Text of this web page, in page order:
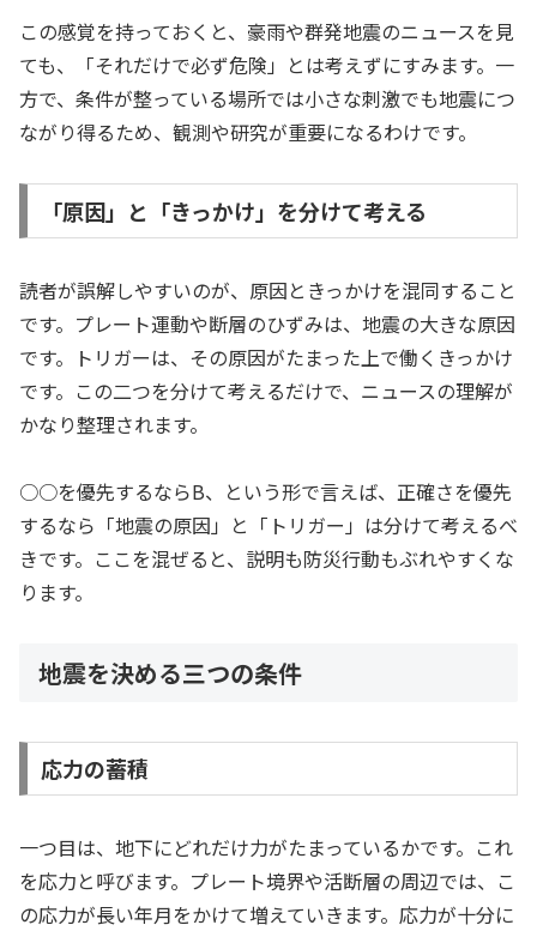
この感覚を持っておくと、豪雨や群発地震のニュースを見
ても、「それだけで必ず危険」とは考えずにすみます。一
方で、条件が整っている場所では小さな刺激でも地震につ
ながり得るため、観測や研究が重要になるわけです。
「原因」と「きっかけ」を分けて考える
読者が誤解しやすいのが、原因ときっかけを混同すること
です。プレート運動や断層のひずみは、地震の大きな原因
です。トリガーは、その原因がたまった上で働くきっかけ
です。この二つを分けて考えるだけで、ニュースの理解が
かなり整理されます。
○○を優先するならB、という形で言えば、正確さを優先
するなら「地震の原因」と「トリガー」は分けて考えるべ
きです。ここを混ぜると、説明も防災行動もぶれやすくな
ります。
地震を決める三つの条件
応力の蓄積
一つ目は、地下にどれだけ力がたまっているかです。これ
を応力と呼びます。プレート境界や活断層の周辺では、こ
の応力が長い年月をかけて増えていきます。応力が十分に